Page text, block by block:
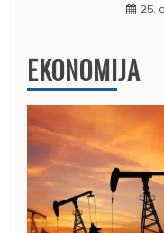
25.
EKONOMIJA